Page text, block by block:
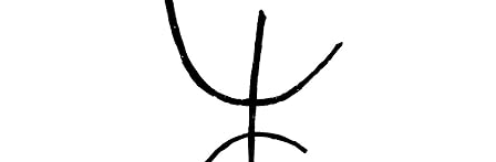
CERRAR